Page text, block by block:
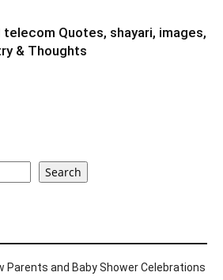
telecom Quotes, shayari, images,
& Thoughts
Search
Parents and Baby Shower Celebrations